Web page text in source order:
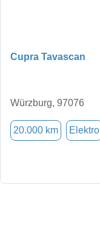
Cupra Tavascan
Würzburg, 97076
20.000 km Elektro